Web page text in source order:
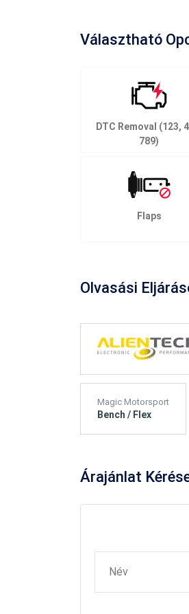
Választható
DTC Removal (123,
789)
Flaps
Olvasási
Magic Motorsport
Bench / Flex
Árajánlat